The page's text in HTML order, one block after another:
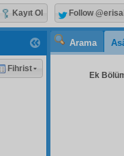
Arama
Ek
Fihrist
Kayıt Ol Follow